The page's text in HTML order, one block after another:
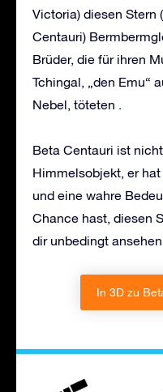
Victoria) diesen Stern
Centauri)
Brüder, die für ihren
Tchingal, „den Emu“
Nebel, töteten .
Beta Centauri ist
Himmelsobjekt, er
und eine wahre
Chance hast, diesen
dir unbedingt
In 3D zu